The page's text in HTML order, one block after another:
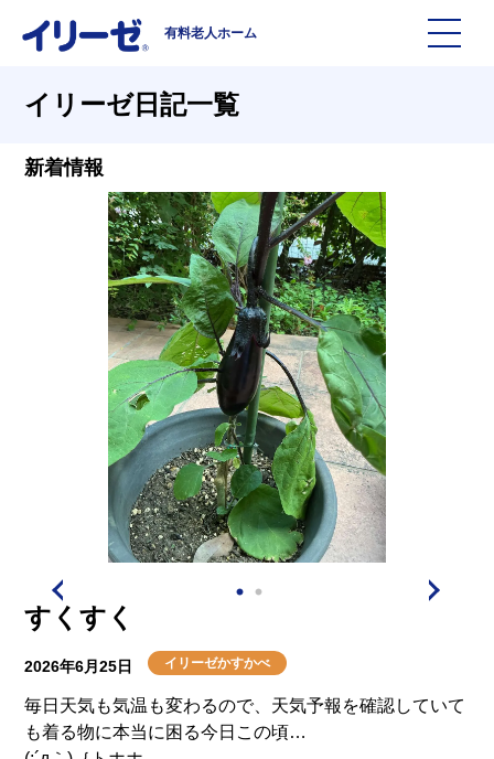
有料老人ホーム
施設を探す
イリーゼについて
イリーゼについて
有料老人ホームイリーゼとは
イリーゼが選ばれる理由
一日の流れ
入居までの流れ
よくある質問
お役立ち記事
知っておきたい介護の知識
介護用語をわかりやすく説明
有料老人ホームとは
意外と知らない介護保険の基本
有料老人ホームを選ぶ時のポイント
見学予約 資料請求
採用情報 会社概要
イリーゼ日記一覧
新着情報
すくすく
2026年6月25日 イリーゼかすかべ
毎日天気も気温も変わるので、天気予報を確認していて
も着る物に本当に困る今日この頃…